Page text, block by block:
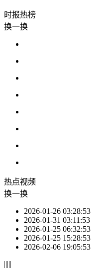
时报热榜
换一换
热点视频
换一换
2026-01-26 03:28:53
2026-01-31 03:11:53
2026-01-25 06:32:53
2026-01-25 15:28:53
2026-02-06 19:05:53
|||||